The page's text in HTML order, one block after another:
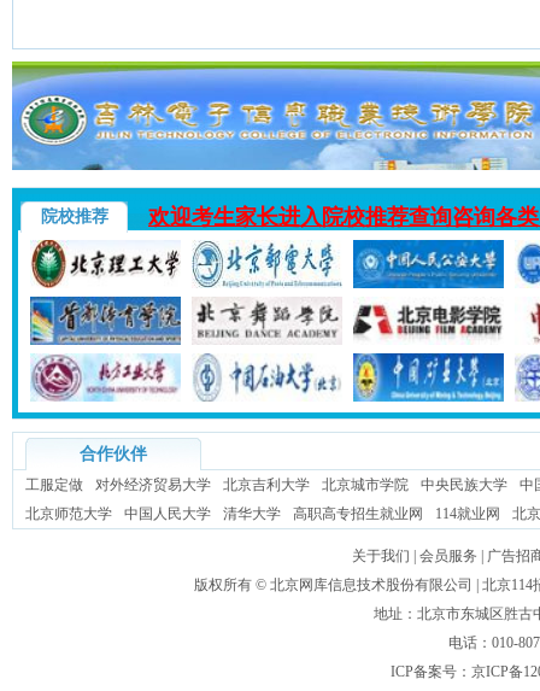
院校推荐 欢迎考生家长进入院校推荐查询咨询各
合作伙伴
工服定做 对外经济贸易大学 北京吉利大学 北京城市学院 中央民族大学
中
北京师范大学
中国人民大学 清华大学 高职高专招生就业网 114就业网 北
关于我们 会员服务
广告招
版权所有 © 北京网库信息技术股份有限公司
| 北京
地址：北京市东城区胜
电话：010-
ICP备案号： 京ICP备